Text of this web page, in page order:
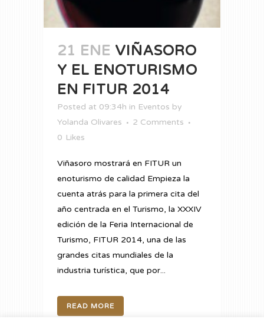
21 ENE VIÑASORO
Y EL ENOTURISMO
EN FITUR 2014
Posted at 09:34h in Eventos by
Yolanda Olivares
2 Comments
0 Likes
Viñasoro mostrará en FITUR un
enoturismo de calidad Empieza la
cuenta atrás para la primera cita del
año centrada en el Turismo, la XXXIV
edición de la Feria Internacional de
Turismo, FITUR 2014, una de las
grandes citas mundiales de la
industria turística, que por...
READ MORE